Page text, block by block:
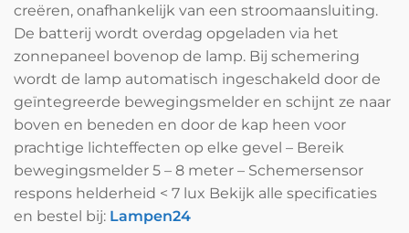
creëren, onafhankelijk van een stroomaansluiting.
De batterij wordt overdag opgeladen via het
zonnepaneel bovenop de lamp. Bij schemering
wordt de lamp automatisch ingeschakeld door de
geïntegreerde bewegingsmelder en schijnt ze naar
boven en beneden en door de kap heen voor
prachtige lichteffecten op elke gevel – Bereik
bewegingsmelder 5 – 8 meter – Schemersensor
respons helderheid < 7 lux Bekijk alle specificaties
en bestel bij: Lampen24